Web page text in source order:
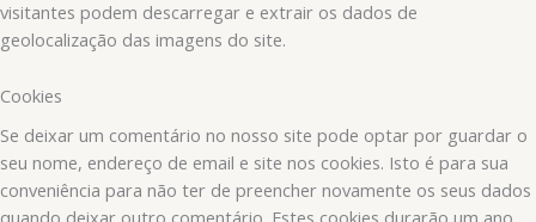
visitantes podem descarregar e extrair os dados de
geolocalização das imagens do site.
Cookies
Se deixar um comentário no nosso site pode optar por guardar o
seu nome, endereço de email e site nos cookies. Isto é para sua
conveniência para não ter de preencher novamente os seus dados
quando deixar outro comentário. Estes cookies durarão um ano.